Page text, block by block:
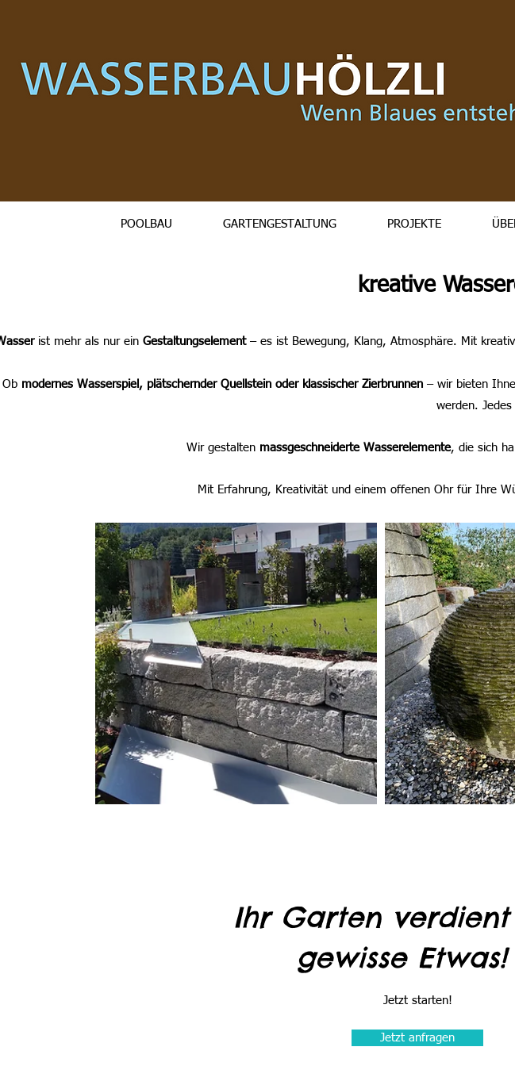
POOLBAU GARTENGESTALTUNG PROJEKTE
kreative
ist mehr als nur ein Gestaltungselement– es ist Bewegung, Klang, Atmosphäre. Mit
Ob modernes Wasserspiel, plätschernder Quellstein oder klassischer Zierbrunnen– wir bieten
werden.
Wir gestalten massgeschneiderte Wasserelemente, die sich
Mit Erfahrung, Kreativität und einem offenen Ohr für Ihre
Ihr Garten verdient
gewisse Etwas!
Jetzt starten!
Jetzt anfragen